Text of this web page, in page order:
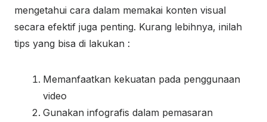
mengetahui cara dalam memakai konten visual
secara efektif juga penting. Kurang lebihnya, inilah
tips yang bisa di lakukan :
Memanfaatkan kekuatan pada penggunaan
video
Gunakan infografis dalam pemasaran